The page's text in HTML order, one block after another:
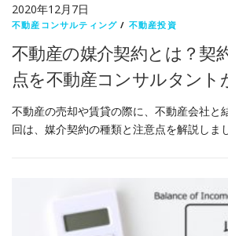
2020年12月7日
不動産コンサルティング / 不動産投資
不動産の媒介契約とは？契
点を不動産コンサルタント
不動産の売却や賃貸の際に、不動産会社と
回は、媒介契約の種類と注意点を解説しま